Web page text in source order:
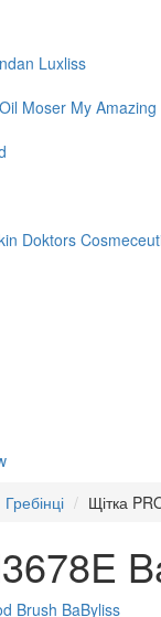
Luxliss
Moser My
Doktors
Гребінці Щітка